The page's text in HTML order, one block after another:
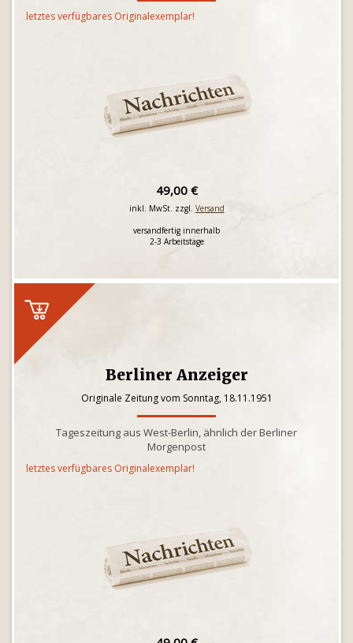
letztes verfügbares Originalexemplar!
49,00 €
inkl. MwSt. zzgl. Versand
versandfertig innerhalb
2-3 Arbeitstage
Berliner Anzeiger
Originale Zeitung vom Sonntag, 18.11.1951
Tageszeitung aus West-Berlin, ähnlich der Berliner
Morgenpost
letztes verfügbares Originalexemplar!